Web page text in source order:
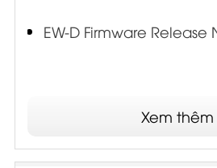
EW-D Firmware Release
Xem thêm